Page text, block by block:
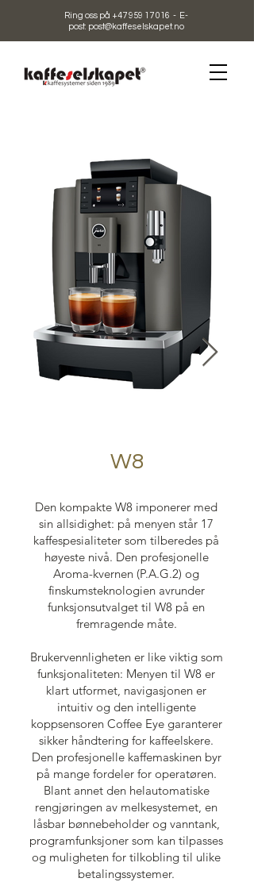
Ring oss på +47 959 17 016 - E-
post: post@kaffeselskapet.no
W8
Den kompakte W8 imponerer med
sin allsidighet: på menyen står 17
kaffespesialiteter som tilberedes på
høyeste nivå. Den profesjonelle
Aroma-kvernen (P.A.G.2) og
finskumsteknologien avrunder
funksjonsutvalget til W8 på en
fremragende måte.
Brukervennligheten er like viktig som
funksjonaliteten: Menyen til W8 er
klart utformet, navigasjonen er
intuitiv og den intelligente
koppsensoren Coffee Eye garanterer
sikker håndtering for kaffeelskere.
Den profesjonelle kaffemaskinen byr
på mange fordeler for operatøren.
Blant annet den helautomatiske
rengjøringen av melkesystemet, en
låsbar bønnebeholder og vanntank,
programfunksjoner som kan tilpasses
og muligheten for tilkobling til ulike
betalingssystemer.